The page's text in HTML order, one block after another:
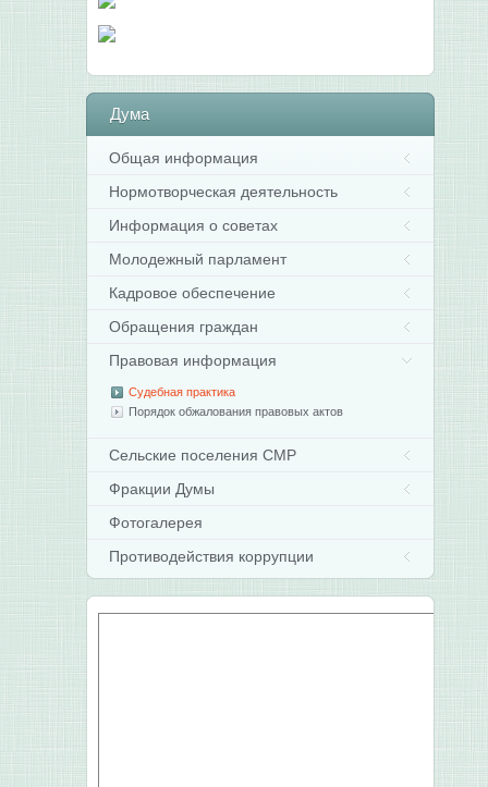
Дума
Общая информация
Нормотворческая деятельность
Информация о советах
Молодежный парламент
Кадровое обеспечение
Обращения граждан
Правовая информация
Судебная практика
Порядок обжалования правовых актов
Сельские поселения СМР
Фракции Думы
Фотогалерея
Противодействия коррупции